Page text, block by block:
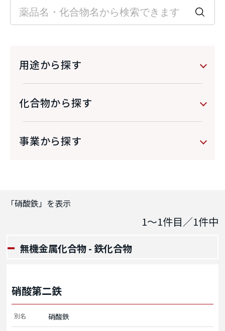
用途から探す
化合物から探す
事業から探す
「硝酸鉄」を表示
1～1件目／1件中
無機金属化合物 - 鉄化合物
硝酸第二鉄
別名 硝酸鉄